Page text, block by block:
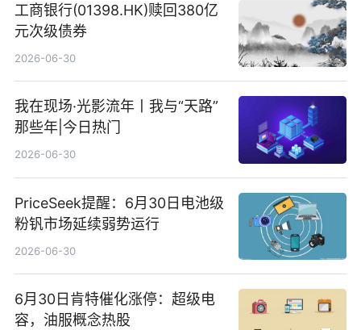
工商银行(01398.HK)赎回380亿
元次级债券
2026-06-30
我在现场·光影流年丨我与“天路”
那些年|今日热门
2026-06-30
PriceSeek提醒：6月30日电池级
粉钒市场延续弱势运行
2026-06-30
6月30日肯特催化涨停：超级电
容，油服概念热股